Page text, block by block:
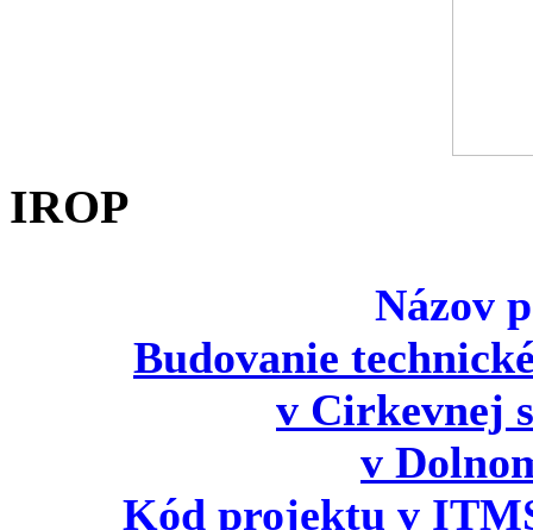
IROP
Názov
Budovanie
v Cirkevnej
v
Kód projektu v